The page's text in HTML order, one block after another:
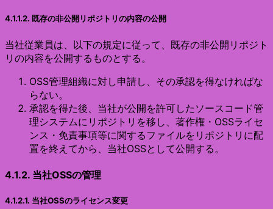
4.1.1.2. 既存の非公開リポジトリの内容の公開
当社従業員は、以下の規定に従って、既存の非公開リポジト
リの内容を公開するものとする。
OSS管理組織に対し申請し、その承認を得なければな
らない。
承認を得た後、当社が公開を許可したソースコード管
理システムにリポジトリを移し、著作権・OSSライセ
ンス・免責事項等に関するファイルをリポジトリに配
置を終えてから、当社OSSとして公開する。
4.1.2. 当社OSSの管理
4.1.2.1. 当社OSSのライセンス変更